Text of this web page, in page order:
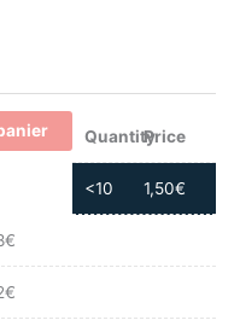
QuantityPrice
<10 1,50€
€
€